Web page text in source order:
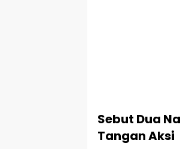
Sebut Dua
Tangan Aksi